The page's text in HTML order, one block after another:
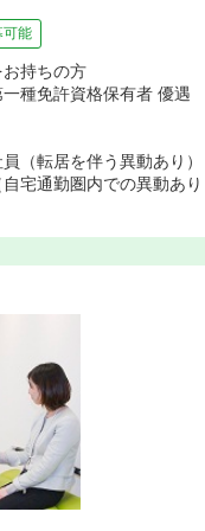
可能
持ちの方
種免許資格保有者 優遇
（転居を伴う異動あり）
宅通勤圏内での異動あ